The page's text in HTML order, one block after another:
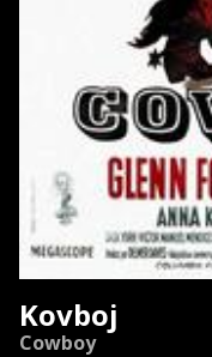
Kovboj
Cowboy